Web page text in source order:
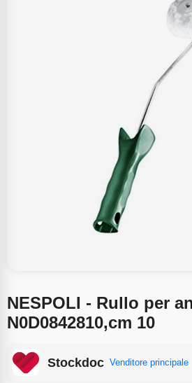
NESPOLI - Rullo per
N0D0842810,cm 10
Stockdoc Venditore principale